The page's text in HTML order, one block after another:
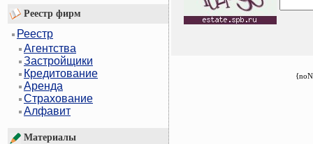
Реестр фирм
Реестр
Агентства
Застройщики
Кредитование
Аренда
Страхование
Алфавит
Материалы